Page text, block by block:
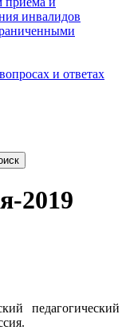
инвалидов
и ответах
2019
педагогический